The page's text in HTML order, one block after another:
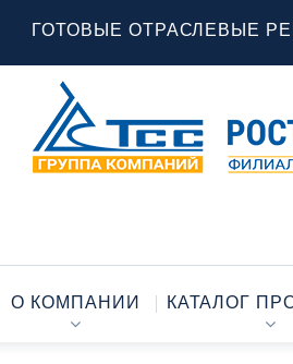
ГОТОВЫЕ ОТРАСЛЕВЫЕ
О КОМПАНИИ КАТАЛОГ